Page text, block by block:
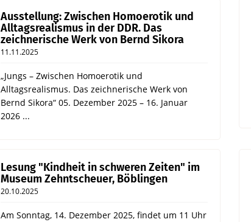
Ausstellung: Zwischen Homoerotik und
Alltagsrealismus in der DDR. Das
zeichnerische Werk von Bernd Sikora
11.11.2025
„Jungs – Zwischen Homoerotik und
Alltagsrealismus. Das zeichnerische Werk von
Bernd Sikora“ 05. Dezember 2025 – 16. Januar
2026 ...
Lesung "Kindheit in schweren Zeiten" im
Museum Zehntscheuer, Böblingen
20.10.2025
Am Sonntag, 14. Dezember 2025, findet um 11 Uhr